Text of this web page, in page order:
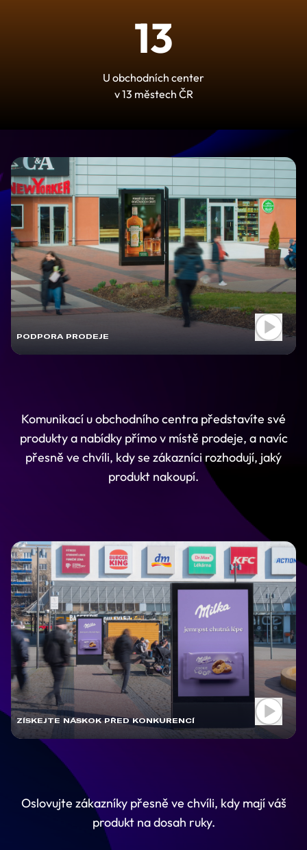
13
U obchodních center
v 13 městech ČR
PODPORA PRODEJE
Komunikací u obchodního centra představíte své
produkty a nabídky přímo v místě prodeje, a navíc
přesně ve chvíli, kdy se zákazníci rozhodují, jaký
produkt nakoupí.
ZÍSKEJTE NÁSKOK PŘED KONKURENCÍ
Oslovujte zákazníky přesně ve chvíli, kdy mají váš
produkt na dosah ruky.